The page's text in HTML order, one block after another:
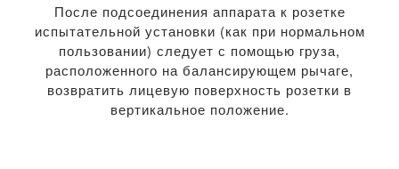
После подсоединения аппарата к розетке
испытательной установки (как при нормальном
пользовании) следует с помощью груза,
расположенного на балансирующем рычаге,
возвратить лицевую поверхность розетки в
вертикальное положение.